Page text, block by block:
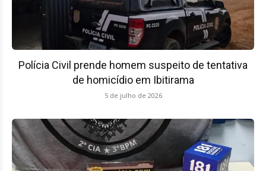
Polícia Civil prende homem suspeito de tentativa
de homicídio em Ibitirama
5 de julho de 2026